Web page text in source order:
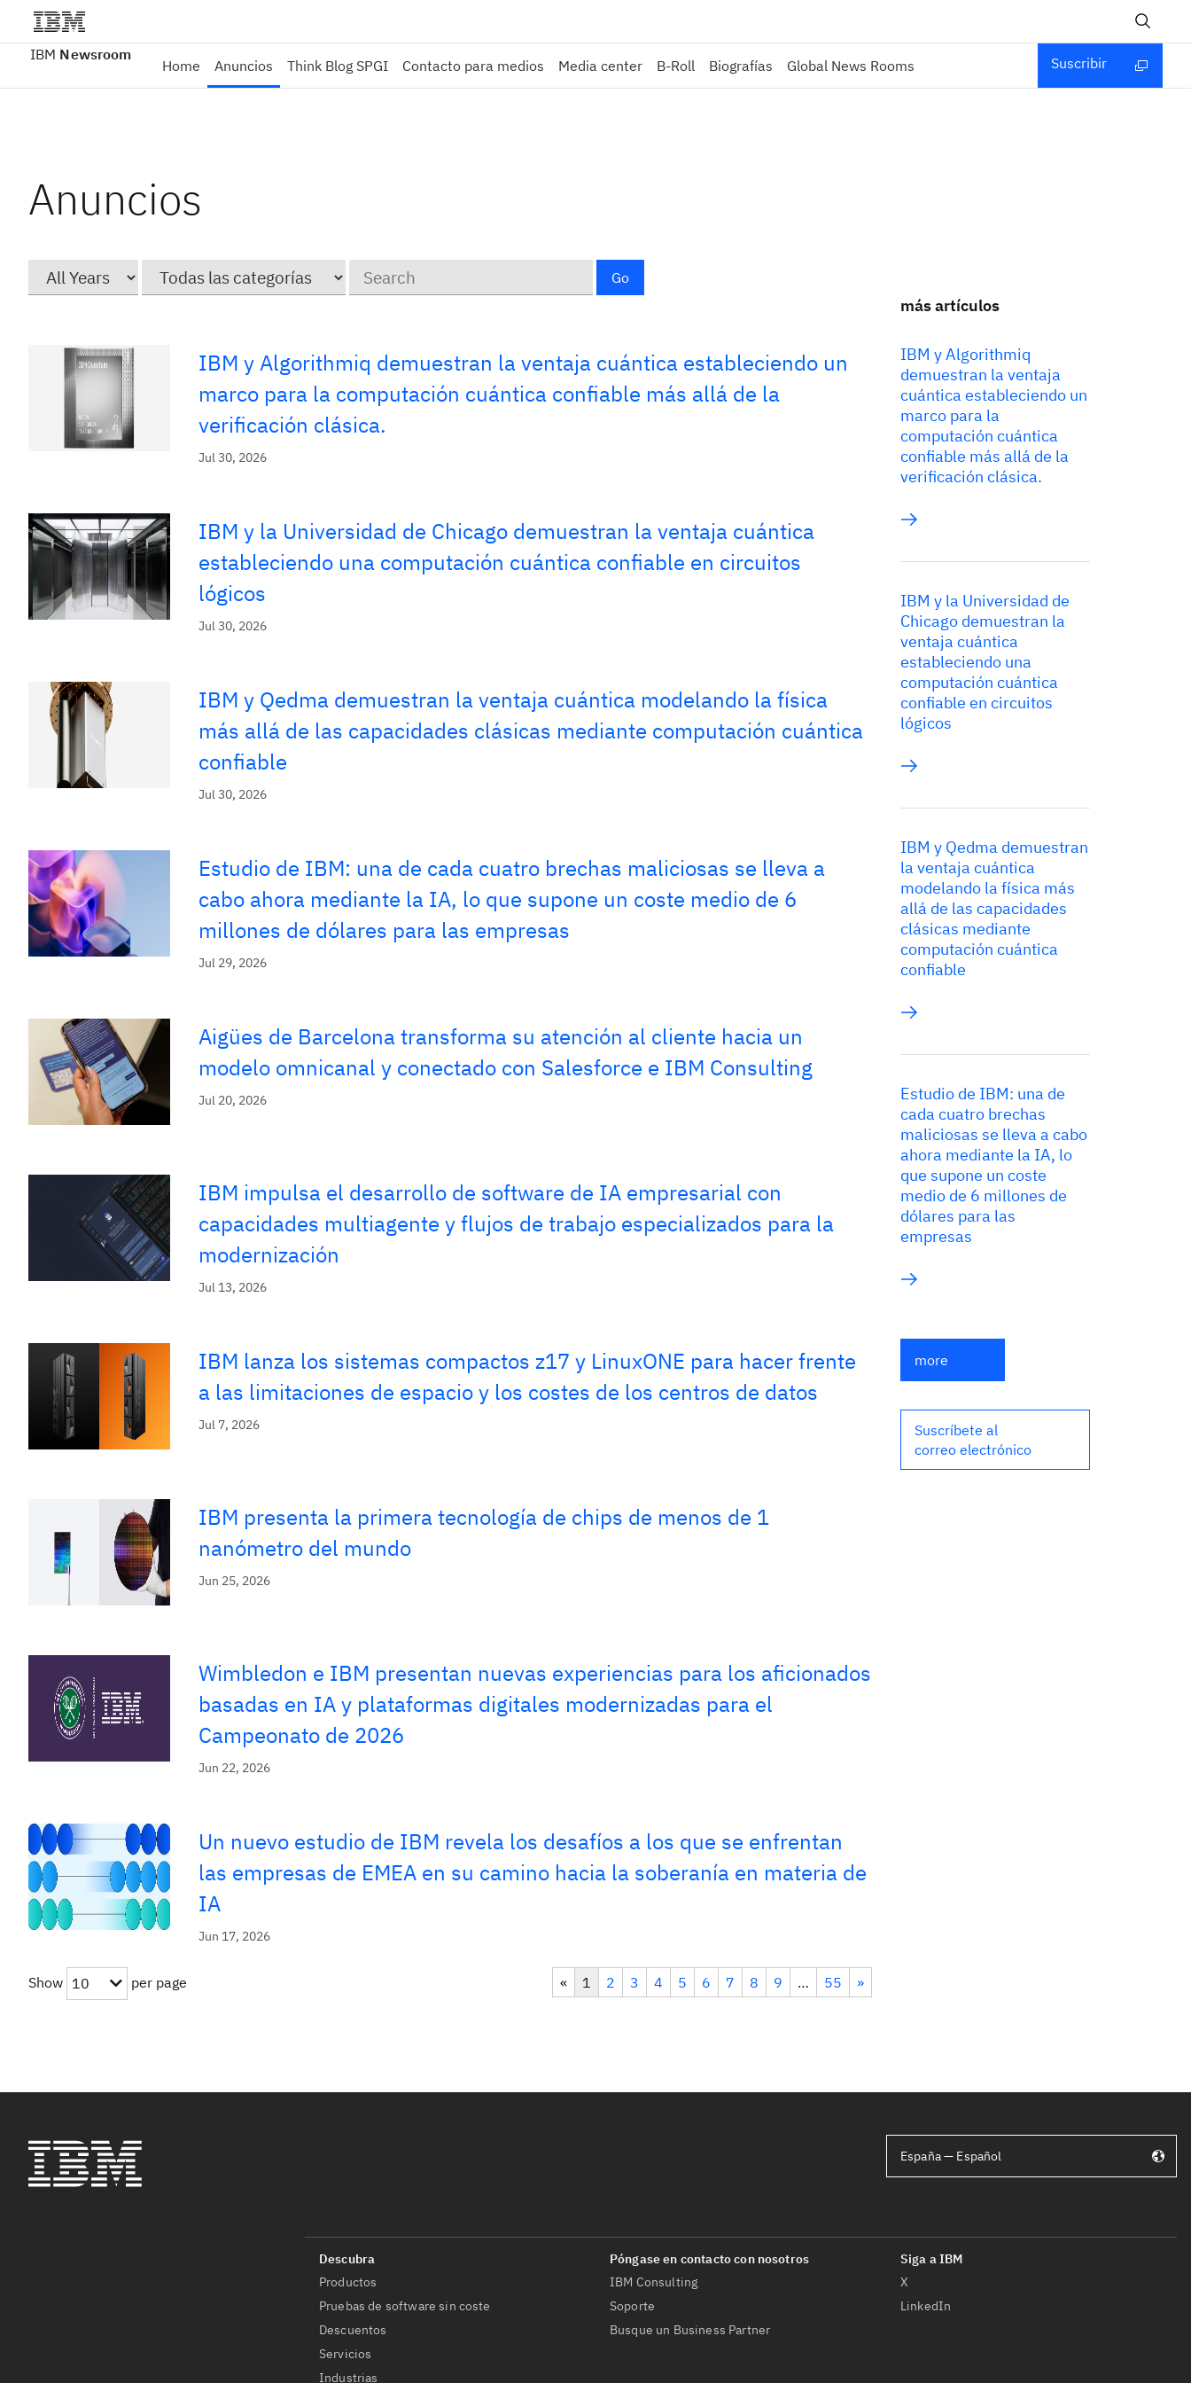
IBM Newsroom
Home Anuncios Think Blog SPGI Contacto para medios Media center B-Roll Biografías Global News Rooms Suscribir
Anuncios
Go
IBM y Algorithmiq demuestran la ventaja cuántica estableciendo un
marco para la computación cuántica confiable más allá de la
verificación clásica.
Jul 30, 2026
IBM y la Universidad de Chicago demuestran la ventaja cuántica
estableciendo una computación cuántica confiable en circuitos
lógicos
Jul 30, 2026
IBM y Qedma demuestran la ventaja cuántica modelando la física
más allá de las capacidades clásicas mediante computación cuántica
confiable
Jul 30, 2026
Estudio de IBM: una de cada cuatro brechas maliciosas se lleva a
cabo ahora mediante la IA, lo que supone un coste medio de 6
millones de dólares para las empresas
Jul 29, 2026
Aigües de Barcelona transforma su atención al cliente hacia un
modelo omnicanal y conectado con Salesforce e IBM Consulting
Jul 20, 2026
IBM impulsa el desarrollo de software de IA empresarial con
capacidades multiagente y flujos de trabajo especializados para la
modernización
Jul 13, 2026
IBM lanza los sistemas compactos z17 y LinuxONE para hacer frente
a las limitaciones de espacio y los costes de los centros de datos
Jul 7, 2026
IBM presenta la primera tecnología de chips de menos de 1
nanómetro del mundo
Jun 25, 2026
Wimbledon e IBM presentan nuevas experiencias para los aficionados
basadas en IA y plataformas digitales modernizadas para el
Campeonato de 2026
Jun 22, 2026
Un nuevo estudio de IBM revela los desafíos a los que se enfrentan
las empresas de EMEA en su camino hacia la soberanía en materia de
IA
Jun 17, 2026
Show 10 per page « 1 2 3 4 5 6 7 8 9 … 55 »
más artículos
IBM y Algorithmiq
demuestran la ventaja
cuántica estableciendo un
marco para la
computación cuántica
confiable más allá de la
verificación clásica.
IBM y la Universidad de
Chicago demuestran la
ventaja cuántica
estableciendo una
computación cuántica
confiable en circuitos
lógicos
IBM y Qedma demuestran
la ventaja cuántica
modelando la física más
allá de las capacidades
clásicas mediante
computación cuántica
confiable
Estudio de IBM: una de
cada cuatro brechas
maliciosas se lleva a cabo
ahora mediante la IA, lo
que supone un coste
medio de 6 millones de
dólares para las
empresas
more
Suscríbete al
correo electrónico
Productos
Pruebas de software sin coste
Descuentos
Servicios
Industrias
IBM Consulting
Soporte
Busque un Business Partner
X
LinkedIn
España — Español